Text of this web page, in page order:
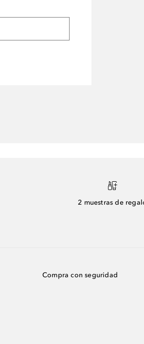
2 muestras de
Compra con seguridad